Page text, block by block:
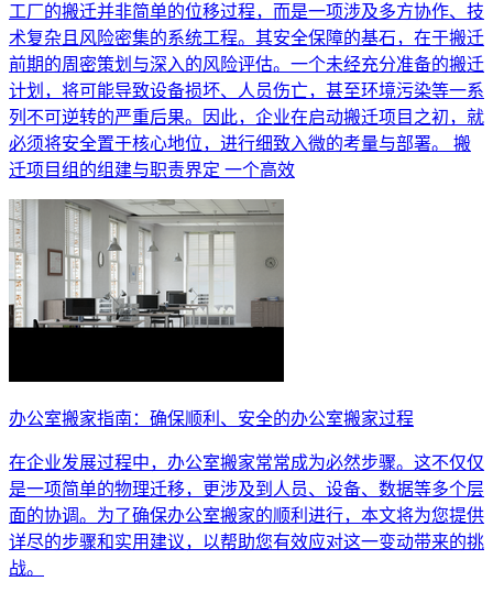
工厂的搬迁并非简单的位移过程，而是一项涉及多方协作、技
术复杂且风险密集的系统工程。其安全保障的基石，在于搬迁
前期的周密策划与深入的风险评估。一个未经充分准备的搬迁
计划，将可能导致设备损坏、人员伤亡，甚至环境污染等一系
列不可逆转的严重后果。因此，企业在启动搬迁项目之初，就
必须将安全置于核心地位，进行细致入微的考量与部署。 搬
迁项目组的组建与职责界定 一个高效
办公室搬家指南：确保顺利、安全的办公室搬家过程
在企业发展过程中，办公室搬家常常成为必然步骤。这不仅仅
是一项简单的物理迁移，更涉及到人员、设备、数据等多个层
面的协调。为了确保办公室搬家的顺利进行，本文将为您提供
详尽的步骤和实用建议，以帮助您有效应对这一变动带来的挑
战。